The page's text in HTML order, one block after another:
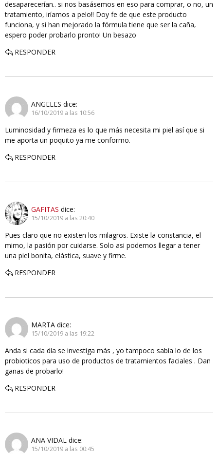
desaparecerían.. si nos basásemos en eso para comprar, o no, un
tratamiento, iríamos a pelo!! Doy fe de que este producto
funciona, y si han mejorado la fórmula tiene que ser la caña,
espero poder probarlo pronto! Un besazo
RESPONDER
ANGELES dice:
16/10/2019 a las 10:56
Luminosidad y firmeza es lo que más necesita mi piel así que si
me aporta un poquito ya me conformo.
RESPONDER
GAFITAS dice:
15/10/2019 a las 20:40
Pues claro que no existen los milagros. Existe la constancia, el
mimo, la pasión por cuidarse. Solo asi podemos llegar a tener
una piel bonita, elástica, suave y firme.
RESPONDER
MARTA dice:
15/10/2019 a las 19:22
Anda si cada día se investiga más , yo tampoco sabía lo de los
probioticos para uso de productos de tratamientos faciales . Dan
ganas de probarlo!
RESPONDER
ANA VIDAL dice:
15/10/2019 a las 00:45